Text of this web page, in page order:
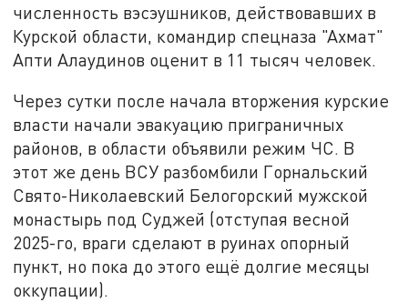
численность вэсэушников, действовавших в
Курской области, командир спецназа "Ахмат"
Апти Алаудинов оценит в 11 тысяч человек.
Через сутки после начала вторжения курские
власти начали эвакуацию приграничных
районов, в области объявили режим ЧС. В
этот же день ВСУ разбомбили Горнальский
Свято-Николаевский Белогорский мужской
монастырь под Суджей (отступая весной
2025-го, враги сделают в руинах опорный
пункт, но пока до этого ещё долгие месяцы
оккупации).